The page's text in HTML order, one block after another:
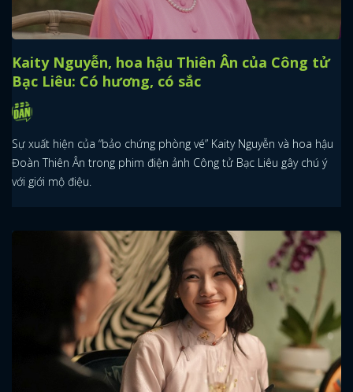
Kaity Nguyễn, hoa hậu Thiên Ân của Công tử
Bạc Liêu: Có hương, có sắc
Sự xuất hiện của “bảo chứng phòng vé” Kaity Nguyễn và hoa hậu
Đoàn Thiên Ân trong phim điện ảnh Công tử Bạc Liêu gây chú ý
với giới mộ điệu.